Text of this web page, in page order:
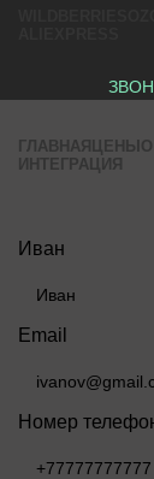
ГЛАВНАЯ ЦЕНЫ
ИНТЕГРАЦИЯ
Иван
Email
Номер